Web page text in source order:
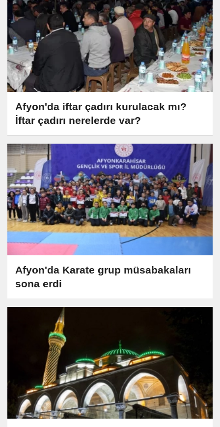
Afyon'da iftar çadırı kurulacak mı?
İftar çadırı nerelerde var?
Afyon'da Karate grup müsabakaları
sona erdi